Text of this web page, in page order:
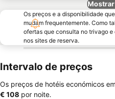
Os preços e a disponibilidade
mudam frequentemente. Como
ofertas que consulta no trivago
nos sites de reserva.
Intervalo de preços
Os preços de hotéis económicos
‎€ 108 por noite.